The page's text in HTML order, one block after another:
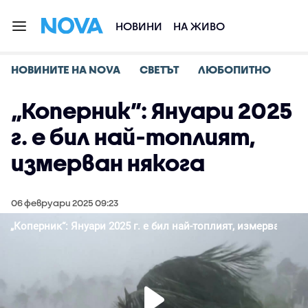
НОВИНИ НА ЖИВО
НОВИНИТЕ НА NOVA СВЕТЪТ ЛЮБОПИТНО
„Коперник”: Януари 2025
г. е бил най-топлият,
измерван някога
06 февруари 2025 09:23